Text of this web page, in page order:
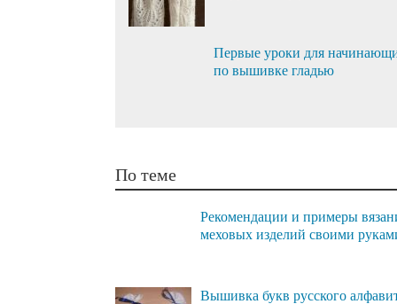
Первые уроки для
по вышивке гладью
По теме
Рекомендации и примеры
меховых изделий своими
Вышивка букв русского